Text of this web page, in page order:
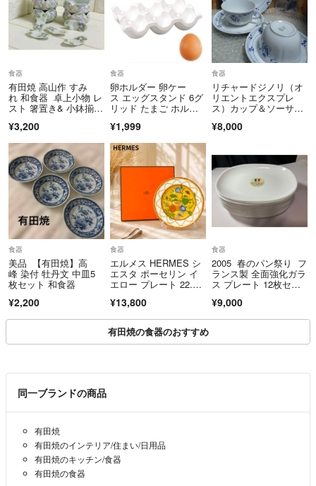
食器
有田焼 高山作 すみ
れ 和食器 卓上小物 レ
スト 箸置き& 小鉢揃
¥3,200
食器
卵ホルダー 卵ケー
ス エッグスタンド 6グ
リッド たまご ホルダ
¥1,999
食器
リチャードジノリ（オ
リエントエクスプレ
ス）カップ＆ソーサー
（１枚）
¥8,000
食器
美品 【有田焼】高
峰 染付 牡丹文 中皿5
枚セット 和食器
¥2,200
食器
エルメス HERMES シ
エスタ ポーセリン イ
エロー プレート 22.5c
¥13,800
食器
2005 春のパン祭り フ
ランス製 全面強化ガラ
ス プレート 12枚セッ
¥9,000
有田焼の食器のおすすめ
同一ブランドの商品
有田焼
有田焼のインテリア/住まい/日用品
有田焼のキッチン/食器
有田焼の食器